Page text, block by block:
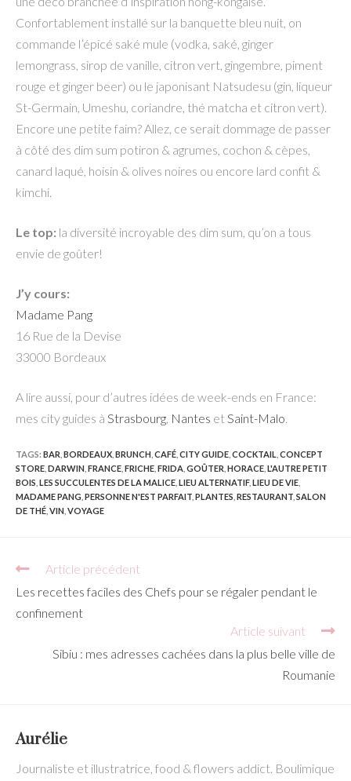
Confortablement installé sur la banquette bleu nuit, on
commande l’épicé saké mule (vodka, saké, ginger
lemongrass, sirop de vanille, citron vert, gingembre, piment
rouge et ginger beer) ou le japonisant Natsudesu (gin, liqueur
St-Germain, Umeshu, coriandre, thé matcha et citron vert).
Encore une petite faim? Allez, ce serait dommage de passer
à côté des dim sum potiron & agrumes, cochon & cèpes,
canard laqué, hoisin & olives noires ou encore lard confit &
kimchi.
Le top: la diversité incroyable des dim sum, qu’on a tous
envie de goûter!
J’y cours:
Madame Pang
16 Rue de la Devise
33000 Bordeaux
A lire aussi, pour d’autres idées de week-ends en France:
mes city guides à Strasbourg, Nantes etSaint-Malo.
TAGS: BAR BORDEAUX BRUNCH CAFÉ CITY GUIDE COCKTAIL CONCEPT
STORE DARWIN FRANCE FRICHE FRIDA GOÛTER HORACE L'AUTRE PETIT
BOIS LES SUCCULENTES DE LA MALICE LIEU ALTERNATIF, LIEU DE VIE
MADAME PANG PERSONNE N'EST PARFAIT PLANTES RESTAURANT SALON
DE THÉ VIN VOYAGE
Read
articles
Article précédent
Les recettes faciles des Chefs pour se régaler pendant le
confinement
Article suivant
Sibiu : mes adresses cachées dans la plus belle ville de
Roumanie
Aurélie
Journaliste et illustratrice, food & flowers addict. Boulimique